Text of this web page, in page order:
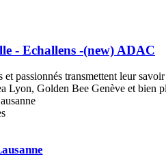
- Echallens -(new) ADAC
passionnés transmettent leur
Lyon, Golden Bee Genève et bien